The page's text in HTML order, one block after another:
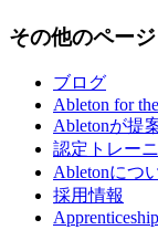
その他のページ
ブログ
Ableton for
Abletonが提
認定トレー
Abletonにつ
採用情報